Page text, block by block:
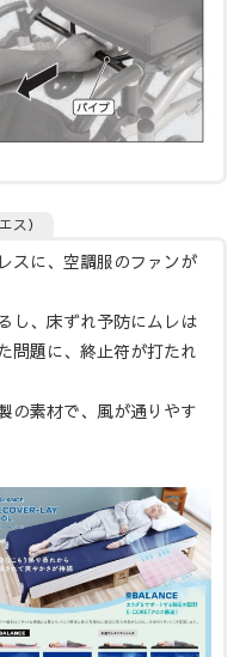
ス）
スに、空調服のファンが
し、床ずれ予防にムレは
問題に、終止符が打たれ
の素材で、風が通りやす